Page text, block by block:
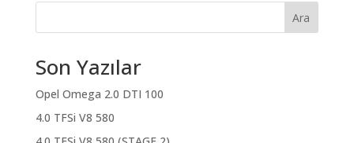
Ara
Son Yazılar
Opel Omega 2.0 DTI 100
4.0 TFSi V8 580